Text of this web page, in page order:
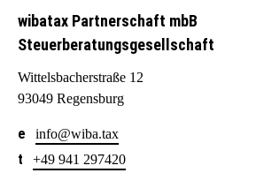
wibatax Partnerschaft mbB
Steuerberatungsgesellschaft
Wittelsbacherstraße 12
93049 Regensburg
info@wiba.tax
+49 941 297420